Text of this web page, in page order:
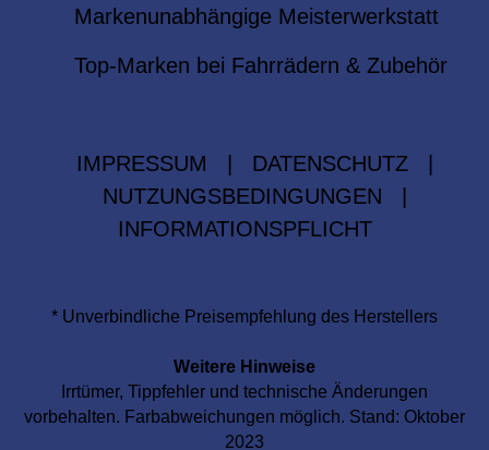
Markenunabhängige Meisterwerkstatt
Top-Marken bei Fahrrädern & Zubehör
IMPRESSUM DATENSCHUTZ
NUTZUNGSBEDINGUNGEN
INFORMATIONSPFLICHT
* Unverbindliche Preisempfehlung des Herstellers
Weitere Hinweise
Irrtümer, Tippfehler und technische Änderungen
vorbehalten. Farbabweichungen möglich. Stand: Oktober
2023